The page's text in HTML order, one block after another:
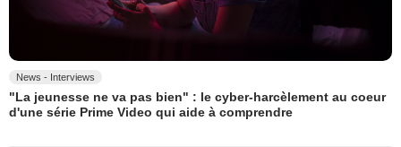
News - Interviews
"La jeunesse ne va pas bien" : le cyber-harcèlement au coeur
d'une série Prime Video qui aide à comprendre